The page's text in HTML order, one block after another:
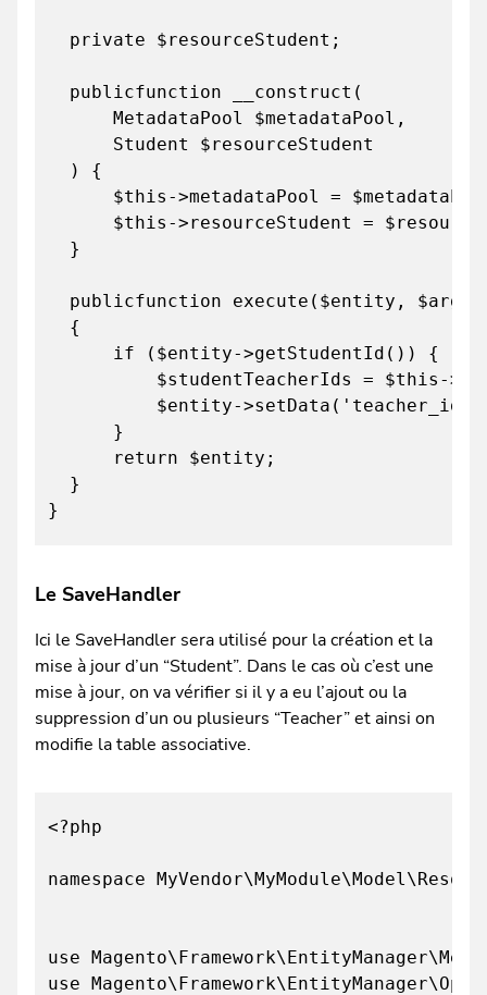
private $resourceStudent;
publicfunction __construct(
MetadataPool $metadataPool,
Student $resourceStudent
) {
$this->metadataPool =
$this->resourceStudent =
}
publicfunction execute($entity,
{
if ($entity->getStudentId()) {
$studentTeacherIds = $this-
$entity->setData('teacher_ids',
}
return $entity;
}
}
Le SaveHandler
Ici le SaveHandler sera utilisé pour la création et la
mise à jour d’un “Student”. Dans le cas où c’est une
mise à jour, on va vérifier si il y a eu l’ajout ou la
suppression d’un ou plusieurs “Teacher” et ainsi on
modifie la table associative.
<?php
namespace
use
use